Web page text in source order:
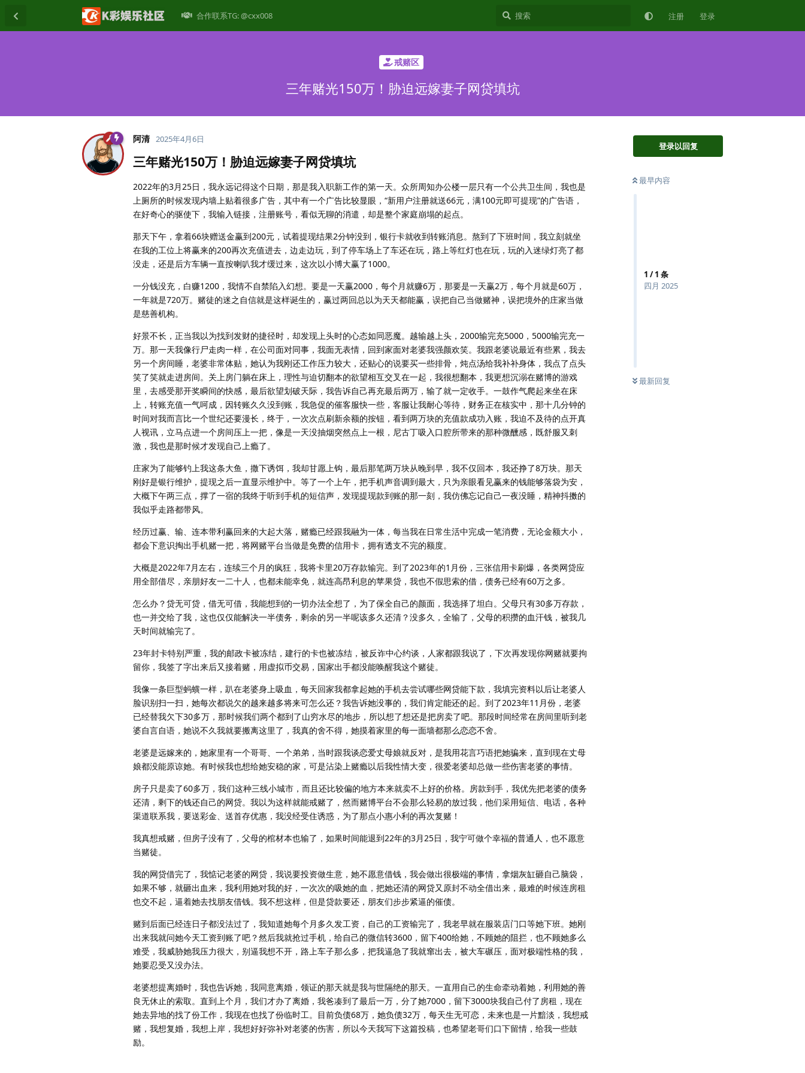
合作联系TG: @cxx008 注册 登录
戒赌区
三年赌光150万！胁迫远嫁妻子网贷填坑
登录以回复
最早内容
1 /1 条
四月 2025
最新回复
阿清 2025年4月6日
三年赌光150万！胁迫远嫁妻子网贷填坑
2022年的3月25日，我永远记得这个日期，那是我入职新工作的第一天。众所周知办公楼一层只有一个公共卫生间，我也是
上厕所的时候发现内墙上贴着很多广告，其中有一个广告比较显眼，“新用户注册就送66元，满100元即可提现”的广告语，
在好奇心的驱使下，我输入链接，注册账号，看似无聊的消遣，却是整个家庭崩塌的起点。
那天下午，拿着66块赠送金赢到200元，试着提现结果2分钟没到，银行卡就收到转账消息。熬到了下班时间，我立刻就坐
在我的工位上将赢来的200再次充值进去，边走边玩，到了停车场上了车还在玩，路上等红灯也在玩，玩的入迷绿灯亮了都
没走，还是后方车辆一直按喇叭我才缓过来，这次以小博大赢了1000。
一分钱没充，白赚1200，我情不自禁陷入幻想。要是一天赢2000，每个月就赚6万，那要是一天赢2万，每个月就是60万，
一年就是720万。赌徒的迷之自信就是这样诞生的，赢过两回总以为天天都能赢，误把自己当做赌神，误把境外的庄家当做
是慈善机构。
好景不长，正当我以为找到发财的捷径时，却发现上头时的心态如同恶魔。越输越上头，2000输完充5000，5000输完充一
万。那一天我像行尸走肉一样，在公司面对同事，我面无表情，回到家面对老婆我强颜欢笑。我跟老婆说最近有些累，我去
另一个房间睡，老婆非常体贴，她认为我刚还工作压力较大，还贴心的说要买一些排骨，炖点汤给我补补身体，我点了点头
笑了笑就走进房间。关上房门躺在床上，理性与迫切翻本的欲望相互交叉在一起，我很想翻本，我更想沉溺在赌博的游戏
里，去感受那开奖瞬间的快感，最后欲望划破天际，我告诉自己再充最后两万，输了就一定收手。一鼓作气爬起来坐在床
上，转账充值一气呵成，因转账久久没到账，我急促的催客服快一些，客服让我耐心等待，财务正在核实中，那十几分钟的
时间对我而言比一个世纪还要漫长，终于，一次次点刷新余额的按钮，看到两万块的充值款成功入账，我迫不及待的点开真
人视讯，立马点进一个房间压上一把，像是一天没抽烟突然点上一根，尼古丁吸入口腔所带来的那种微醺感，既舒服又刺
激，我也是那时候才发现自己上瘾了。
庄家为了能够钓上我这条大鱼，撒下诱饵，我却甘愿上钩，最后那笔两万块从晚到早，我不仅回本，我还挣了8万块。那天
刚好是银行维护，提现之后一直显示维护中。等了一个上午，把手机声音调到最大，只为亲眼看见赢来的钱能够落袋为安，
大概下午两三点，撑了一宿的我终于听到手机的短信声，发现提现款到账的那一刻，我仿佛忘记自己一夜没睡，精神抖擞的
我似乎走路都带风。
经历过赢、输、连本带利赢回来的大起大落，赌瘾已经跟我融为一体，每当我在日常生活中完成一笔消费，无论金额大小，
都会下意识掏出手机赌一把，将网赌平台当做是免费的信用卡，拥有透支不完的额度。
大概是2022年7月左右，连续三个月的疯狂，我将卡里20万存款输完。到了2023年的1月份，三张信用卡刷爆，各类网贷应
用全部借尽，亲朋好友一二十人，也都未能幸免，就连高昂利息的苹果贷，我也不假思索的借，债务已经有60万之多。
怎么办？贷无可贷，借无可借，我能想到的一切办法全想了，为了保全自己的颜面，我选择了坦白。父母只有30多万存款，
也一并交给了我，这也仅仅能解决一半债务，剩余的另一半呢该多久还清？没多久，全输了，父母的积攒的血汗钱，被我几
天时间就输完了。
23年封卡特别严重，我的邮政卡被冻结，建行的卡也被冻结，被反诈中心约谈，人家都跟我说了，下次再发现你网赌就要拘
留你，我签了字出来后又接着赌，用虚拟币交易，国家出手都没能唤醒我这个赌徒。
我像一条巨型蚂蟥一样，趴在老婆身上吸血，每天回家我都拿起她的手机去尝试哪些网贷能下款，我填完资料以后让老婆人
脸识别扫一扫，她每次都说欠的越来越多将来可怎么还？我告诉她没事的，我们肯定能还的起。到了2023年11月份，老婆
已经替我欠下30多万，那时候我们两个都到了山穷水尽的地步，所以想了想还是把房卖了吧。那段时间经常在房间里听到老
婆自言自语，她说不久我就要搬离这里了，我真的舍不得，她摸着家里的每一面墙都那么恋恋不舍。
老婆是远嫁来的，她家里有一个哥哥、一个弟弟，当时跟我谈恋爱丈母娘就反对，是我用花言巧语把她骗来，直到现在丈母
娘都没能原谅她。有时候我也想给她安稳的家，可是沾染上赌瘾以后我性情大变，很爱老婆却总做一些伤害老婆的事情。
房子只是卖了60多万，我们这种三线小城市，而且还比较偏的地方本来就卖不上好的价格。房款到手，我优先把老婆的债务
还清，剩下的钱还自己的网贷。我以为这样就能戒赌了，然而赌博平台不会那么轻易的放过我，他们采用短信、电话，各种
渠道联系我，要送彩金、送首存优惠，我没经受住诱惑，为了那点小惠小利的再次复赌！
我真想戒赌，但房子没有了，父母的棺材本也输了，如果时间能退到22年的3月25日，我宁可做个幸福的普通人，也不愿意
当赌徒。
我的网贷借完了，我惦记老婆的网贷，我说要投资做生意，她不愿意借钱，我会做出很极端的事情，拿烟灰缸砸自己脑袋，
如果不够，就砸出血来，我利用她对我的好，一次次的吸她的血，把她还清的网贷又原封不动全借出来，最难的时候连房租
也交不起，逼着她去找朋友借钱。我不想这样，但是贷款要还，朋友们步步紧逼的催债。
赌到后面已经连日子都没法过了，我知道她每个月多久发工资，自己的工资输完了，我老早就在服装店门口等她下班。她刚
出来我就问她今天工资到账了吧？然后我就抢过手机，给自己的微信转3600，留下400给她，不顾她的阻拦，也不顾她多么
难受，我威胁她我压力很大，别逼我想不开，路上车子那么多，把我逼急了我就窜出去，被大车碾压，面对极端性格的我，
她要忍受又没办法。
老婆想提离婚时，我也告诉她，我同意离婚，领证的那天就是我与世隔绝的那天。一直用自己的生命牵动着她，利用她的善
良无休止的索取。直到上个月，我们才办了离婚，我爸凑到了最后一万，分了她7000，留下3000块我自己付了房租，现在
她去异地的找了份工作，我现在也找了份临时工。目前负债68万，她负债32万，每天生无可恋，未来也是一片黯淡，我想戒
赌，我想复婚，我想上岸，我想好好弥补对老婆的伤害，所以今天我写下这篇投稿，也希望老哥们口下留情，给我一些鼓
励。